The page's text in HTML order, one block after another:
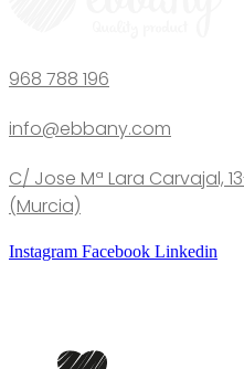
968 788 196
info@ebbany.com
C/ Jose Mª Lara Carvajal,
(Murcia)
Instagram Facebook Linkedin